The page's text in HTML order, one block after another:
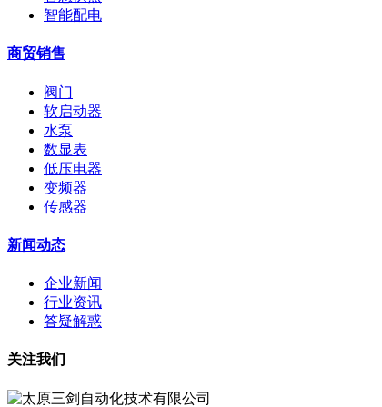
智能配电
商贸销售
阀门
软启动器
水泵
数显表
低压电器
变频器
传感器
新闻动态
企业新闻
行业资讯
答疑解惑
关注我们